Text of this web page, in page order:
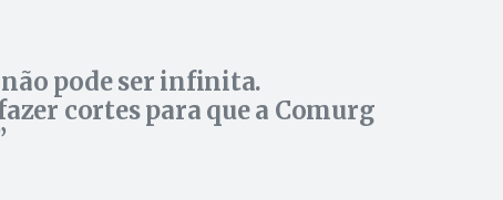
pode ser infinita.
cortes para que a Comurg